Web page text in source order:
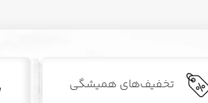
تخفیف‌های همیشگی